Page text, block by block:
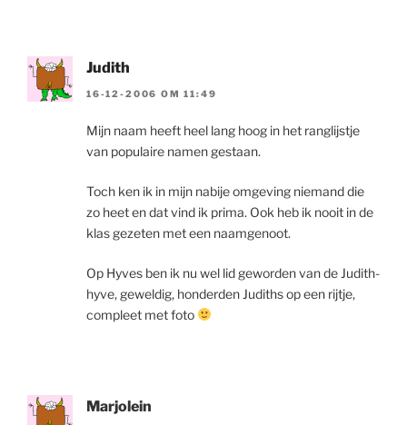
Judith
16-12-2006 OM 11:49
Mijn naam heeft heel lang hoog in het ranglijstje
van populaire namen gestaan.
Toch ken ik in mijn nabije omgeving niemand die
zo heet en dat vind ik prima. Ook heb ik nooit in de
klas gezeten met een naamgenoot.
Op Hyves ben ik nu wel lid geworden van de Judith-
hyve, geweldig, honderden Judiths op een rijtje,
compleet met foto
Marjolein